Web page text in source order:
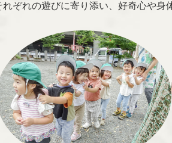
れぞれの遊びに寄り添い、好奇心や身